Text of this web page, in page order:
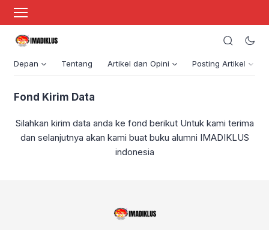
Depan Tentang Artikel dan Opini Posting Artikel
Fond Kirim Data
Silahkan kirim data anda ke fond berikut Untuk kami terima
dan selanjutnya akan kami buat buku alumni IMADIKLUS
indonesia